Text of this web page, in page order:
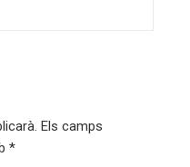
Els camps
*